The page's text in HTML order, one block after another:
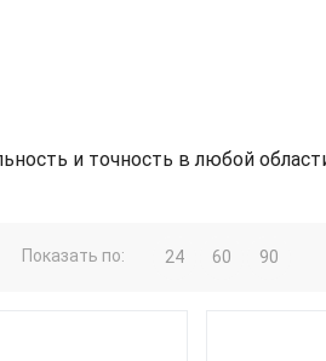
и точность в любой
Показать по: 24 60 90